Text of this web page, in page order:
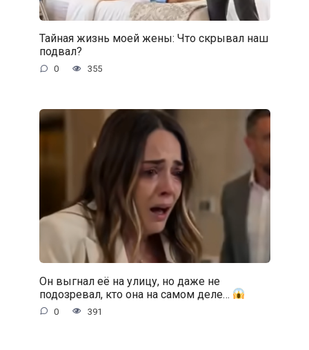
Тайная жизнь моей жены: Что скрывал наш
подвал?
0 355
Он выгнал её на улицу, но даже не
подозревал, кто она на самом деле…
0 391